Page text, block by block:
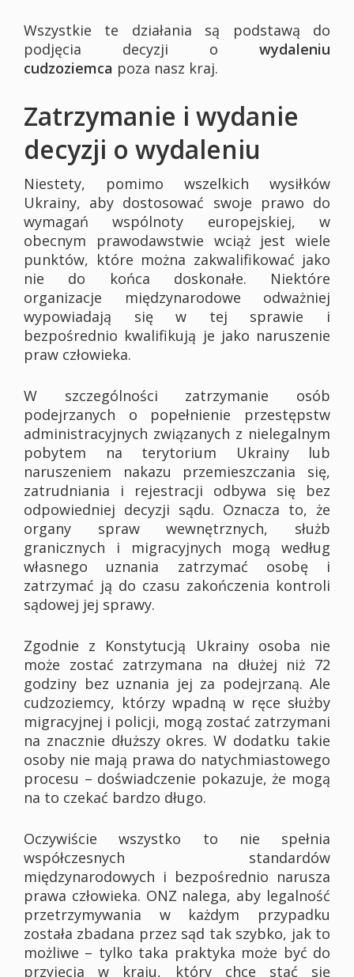
Wszystkie te działania są podstawą do
podjęcia decyzji o wydaleniu
cudzoziemca poza nasz kraj.
Zatrzymanie i wydanie
decyzji o wydaleniu
Niestety, pomimo wszelkich wysiłków
Ukrainy, aby dostosować swoje prawo do
wymagań wspólnoty europejskiej, w
obecnym prawodawstwie wciąż jest wiele
punktów, które można zakwalifikować jako
nie do końca doskonałe. Niektóre
organizacje międzynarodowe odważniej
wypowiadają się w tej sprawie i
bezpośrednio kwalifikują je jako naruszenie
praw człowieka.
W szczególności zatrzymanie osób
podejrzanych o popełnienie przestępstw
administracyjnych związanych z nielegalnym
pobytem na terytorium Ukrainy lub
naruszeniem nakazu przemieszczania się,
zatrudniania i rejestracji odbywa się bez
odpowiedniej decyzji sądu. Oznacza to, że
organy spraw wewnętrznych, służb
granicznych i migracyjnych mogą według
własnego uznania zatrzymać osobę i
zatrzymać ją do czasu zakończenia kontroli
sądowej jej sprawy.
Zgodnie z Konstytucją Ukrainy osoba nie
może zostać zatrzymana na dłużej niż 72
godziny bez uznania jej za podejrzaną. Ale
cudzoziemcy, którzy wpadną w ręce służby
migracyjnej i policji, mogą zostać zatrzymani
na znacznie dłuższy okres. W dodatku takie
osoby nie mają prawa do natychmiastowego
procesu – doświadczenie pokazuje, że mogą
na to czekać bardzo długo.
Oczywiście wszystko to nie spełnia
współczesnych standardów
międzynarodowych i bezpośrednio narusza
prawa człowieka. ONZ nalega, aby legalność
przetrzymywania w każdym przypadku
została zbadana przez sąd tak szybko, jak to
możliwe – tylko taka praktyka może być do
przyjęcia w kraju, który chce stać się